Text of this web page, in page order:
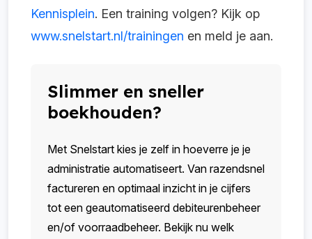
Kennisplein. Een training volgen? Kijk op
www.snelstart.nl/trainingen en meld je aan.
Slimmer en sneller
boekhouden?
Met Snelstart kies je zelf in hoeverre je je
administratie automatiseert. Van razendsnel
factureren en optimaal inzicht in je cijfers
tot een geautomatiseerd debiteurenbeheer
en/of voorraadbeheer. Bekijk nu welk